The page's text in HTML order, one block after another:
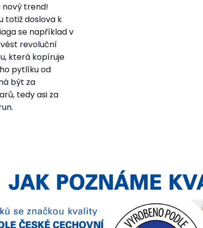
nový trend!
totiž doslova k
se například v
revoluční
která kopíruje
pytlíku od
být za
tedy asi za